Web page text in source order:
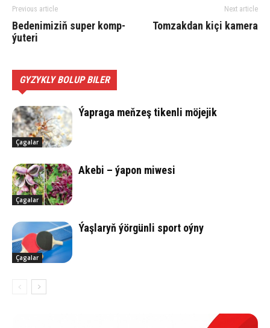
Previous article
Be­de­ni­mi­ziň su­per komp­
ýu­te­ri
Next article
Tom­zak­dan ki­çi kamera
GYZYKLY BOLUP BILER
Çagalar
Ýap­ra­ga meň­zeş ti­ken­li mö­je­jik
Çagalar
Ake­bi – ýa­pon mi­we­si
Çagalar
Ýaş­la­ryň ýör­gün­li sport oýny